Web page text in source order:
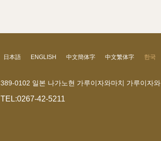
389-0102 일본 나가노현 가루이자와마치 가루이자와
TEL:0267-42-5211
日本語 ENGLISH 中文簡体字 中文繁体字 한국